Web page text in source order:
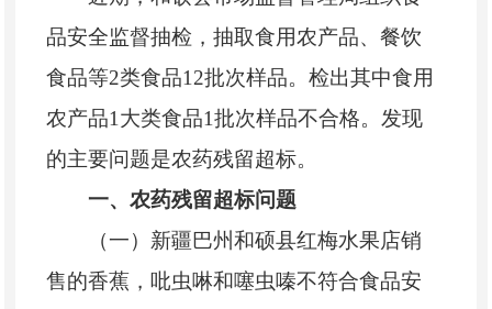
品安全监督抽检，抽取食用农产品、餐饮
食品等2类食品12批次样品。检出其中食用
农产品1大类食品1批次样品不合格。发现
的主要问题是农药残留超标。
一、农药残留超标问题
（一）新疆巴州和硕县红梅水果店销
售的香蕉，吡虫啉和噻虫嗪不符合食品安